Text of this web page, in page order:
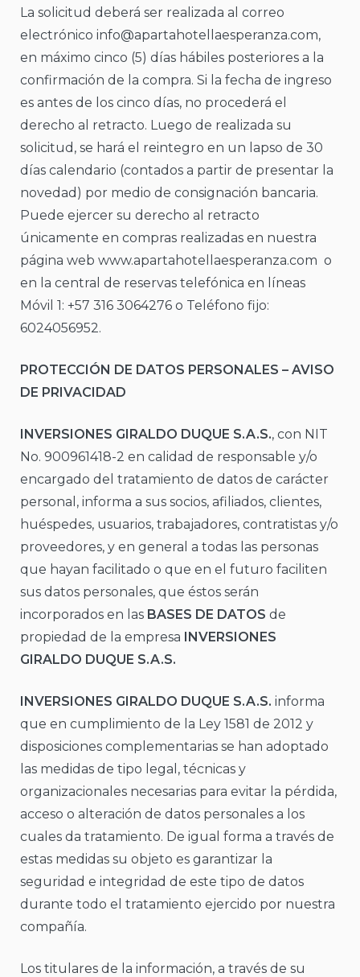
La solicitud deberá ser realizada al correo
electrónico info@apartahotellaesperanza.com,
en máximo cinco (5) días hábiles posteriores a la
confirmación de la compra. Si la fecha de ingreso
es antes de los cinco días, no procederá el
derecho al retracto. Luego de realizada su
solicitud, se hará el reintegro en un lapso de 30
días calendario (contados a partir de presentar la
novedad) por medio de consignación bancaria.
Puede ejercer su derecho al retracto
únicamente en compras realizadas en nuestra
página web www.apartahotellaesperanza.com o
en la central de reservas telefónica en líneas
Móvil 1: +57 316 3064276 o Teléfono fijo:
6024056952.
PROTECCIÓN DE DATOS PERSONALES – AVISO
DE PRIVACIDAD
INVERSIONES GIRALDO DUQUE S.A.S., con NIT
No. 900961418-2 en calidad de responsable y/o
encargado del tratamiento de datos de carácter
personal, informa a sus socios, afiliados, clientes,
huéspedes, usuarios, trabajadores, contratistas y/o
proveedores, y en general a todas las personas
que hayan facilitado o que en el futuro faciliten
sus datos personales, que éstos serán
incorporados en las BASES DE DATOS de
propiedad de la empresa INVERSIONES
GIRALDO DUQUE S.A.S.
INVERSIONES GIRALDO DUQUE S.A.S. informa
que en cumplimiento de la Ley 1581 de 2012 y
disposiciones complementarias se han adoptado
las medidas de tipo legal, técnicas y
organizacionales necesarias para evitar la pérdida,
acceso o alteración de datos personales a los
cuales da tratamiento. De igual forma a través de
estas medidas su objeto es garantizar la
seguridad e integridad de este tipo de datos
durante todo el tratamiento ejercido por nuestra
compañía.
Los titulares de la información, a través de su